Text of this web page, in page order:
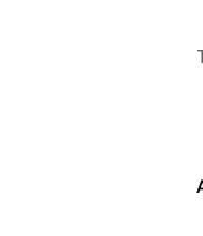
Service de